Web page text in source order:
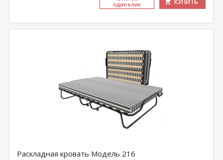
ОДИН КЛИК
КУПИТЬ
Раскладная кровать Модель 216